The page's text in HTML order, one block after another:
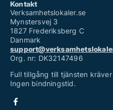
Kontakt
Verksamhetslokaler.se
Mynstersvej 3
1827 Frederiksberg C
Danmark
Org. nr: DK32147496
Full tillgång till tjänsten
Ingen bindningstid.